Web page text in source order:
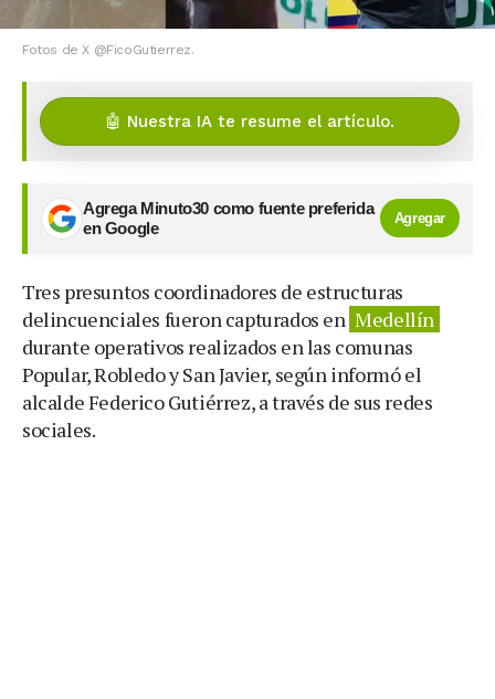
Fotos de X @FicoGutierrez.
🤖 Nuestra IA te resume el artículo.
Agrega Minuto30 como fuente preferida
en Google
Agregar
Tres presuntos coordinadores de estructuras
delincuenciales fueron capturados en Medellín
durante operativos realizados en las comunas
Popular, Robledo y San Javier, según informó el
alcalde Federico Gutiérrez, a través de sus redes
sociales.